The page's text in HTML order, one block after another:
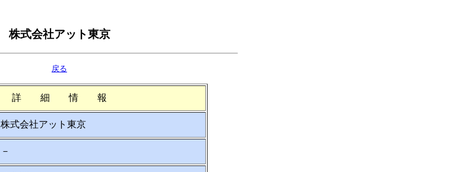
株式会社アット東京
戻る
詳 細 情 報
株式会社アット東京
－